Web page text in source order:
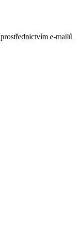
prostřednictvím e-mailů